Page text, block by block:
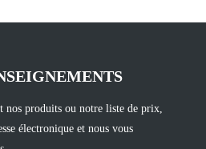
nos produits ou notre liste de prix,
électronique et nous vous